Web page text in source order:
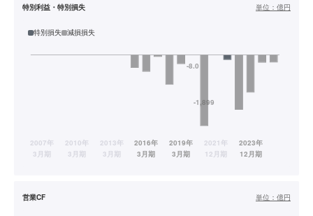
特別利益・特別損失 単位： 億円
特別損失 減損損失
営業CF 単位： 億円